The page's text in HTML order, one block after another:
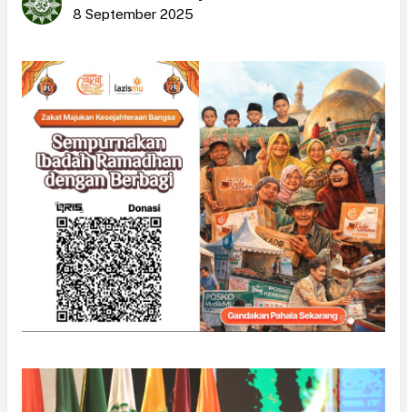
8 September 2025